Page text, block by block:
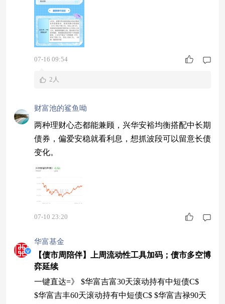
07-16 09:54
2人
财富池的鲨鱼呦
两种理财心态都能兼顾，兴华安裕均衡搭配中长期
债券，偏爱安稳就看利息，想抓波段可以留意长债
变化。
07-10 23:20
华富基金
【债市周陪伴】上周流动性工具加码；债市多空博
弈延续
一键直达=》 $华富吉富30天滚动持有中短债C$
$华富吉丰60天滚动持有中短债C$ $华富吉禄90天